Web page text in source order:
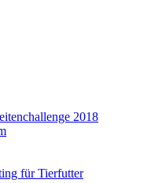
2018
für Tierfutter